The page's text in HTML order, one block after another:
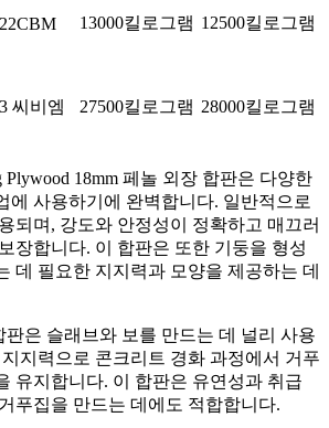
22CBM 13000킬로그램 12500킬로그램
씨비엠 27500킬로그램 28000킬로그램
Plywood 18mm 페놀 외장 합판은 다양한
에 사용하기에 완벽합니다. 일반적으로
되며, 강도와 안정성이 정확하고 매끄러
장합니다. 이 합판은 또한 기둥을 형성
데 필요한 지지력과 모양을 제공하는 데
판은 슬래브와 보를 만드는 데 널리 사용
지력으로 콘크리트 경화 과정에서 거푸
유지합니다. 이 합판은 유연성과 취급
푸집을 만드는 데에도 적합합니다.